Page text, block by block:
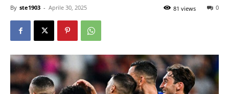
By ste1903 - Aprile 30, 2025 0
81 views